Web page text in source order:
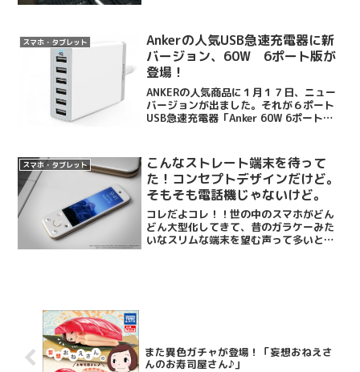
スマホ・タブレット
Ankerの人気USB急速充電器に新
バージョン、60W 6ポート版が
登場！
ANKERの人気商品に１月１７日、ニュー
バージョンが出ました。それが６ポート
USB急速充電器「Anker 60W 6ポート
この新商品は60Wに、合計出力も1.5...
スマホ・タブレット
こんなストレート端末を待って
た！コンセプトデザインだけど。
そもそも電話機じゃないけど。
コレだよコレ！！世の中のスマホがどん
どん大型化してきて、昔のガラケーみた
いなスリムな端末を望む声って多いと思
また異色ガチャが登場！「妄想おねえさ
んのお寿司屋さん♪」